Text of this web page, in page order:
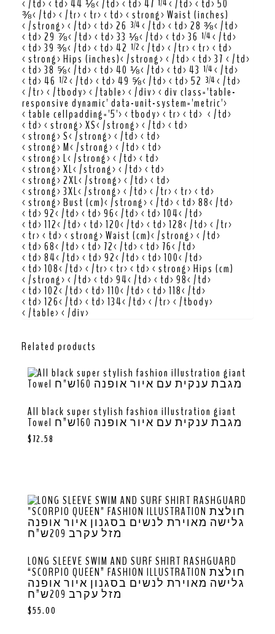
</td><td>44 ⅛</td><td>47 ¼</td><td>50
⅜</td></tr><tr><td><strong>Waist (inches)
</strong></td><td>26 ¾</td><td>28 ⅜</td>
<td>29 ⅞</td><td>33 ⅛</td><td>36 ¼</td>
<td>39 ⅜</td><td>42 ½</td></tr><tr><td>
<strong>Hips (inches)</strong></td><td>37 </td>
<td>38 ⅝</td><td>40 ⅛</td><td>43 ¼</td>
<td>46 ½</td><td>49 ⅝</td><td>52 ¾</td>
</tr></tbody></table></div><div class='table-
responsive dynamic' data-unit-system='metric'>
<table cellpadding='5'><tbody><tr><td> </td>
<td><strong>XS</strong></td><td>
<strong>S</strong></td><td>
<strong>M</strong></td><td>
<strong>L</strong></td><td>
<strong>XL</strong></td><td>
<strong>2XL</strong></td><td>
<strong>3XL</strong></td></tr><tr><td>
<strong>Bust (cm)</strong></td><td>88</td>
<td>92</td><td>96</td><td>104</td>
<td>112</td><td>120</td><td>128</td></tr>
<tr><td><strong>Waist (cm)</strong></td>
<td>68</td><td>72</td><td>76</td>
<td>84</td><td>92</td><td>100</td>
<td>108</td></tr><tr><td><strong>Hips (cm)
</strong></td><td>94</td><td>98</td>
<td>102</td><td>110</td><td>118</td>
<td>126</td><td>134</td></tr></tbody>
</table></div>
Related products
All black super stylish fashion illustration giant
Towel מגבת ענקית עם איור אופנה 160ש”ח
$ 72.58
LONG SLEEVE SWIM AND SURF SHIRT RASHGUARD
“SCORPIO QUEEN” FASHION ILLUSTRATION חולצת
גלישה מאוירת לנשים בסגנון איור אופנה
מזל עקרב 209ש”ח
$55.00